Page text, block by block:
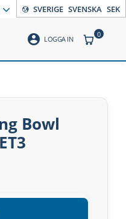
SVERIGE SVENSKA SEK
account_circle LOGGA IN ANTAL
0
Bowl